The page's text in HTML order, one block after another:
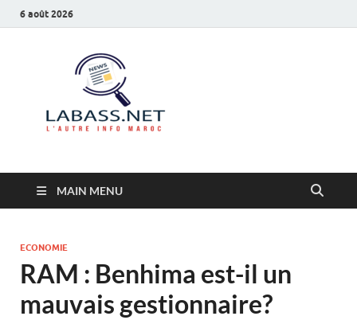
6 août 2026
MAIN MENU
ECONOMIE
RAM : Benhima est-il un
mauvais gestionnaire?